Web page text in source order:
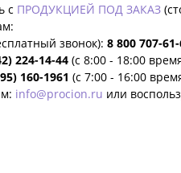
с ПРОДУКЦИЕЙ ПОД ЗАКАЗ
звонок): 8 800 707-
224-14-44 (с 8:00 - 18:00
160-1961 (с 7:00 - 16:00
info@procion.ru или